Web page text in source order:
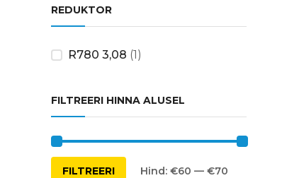
REDUKTOR
R780 3,08 (1)
FILTREERI HINNA ALUSEL
Minimaalne
Maksimaalne
FILTREERI Hind: €60 — €70